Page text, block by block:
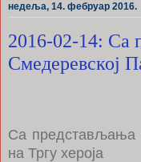
недеља, 14. фебруар 2016.
2016-02-14: Са
Смедеревској
Са представљања
на Тргу хероја